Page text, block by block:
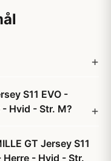
S11 EVO -
Hvid - Str. M?
GT Jersey S11
- Hvid - Str.